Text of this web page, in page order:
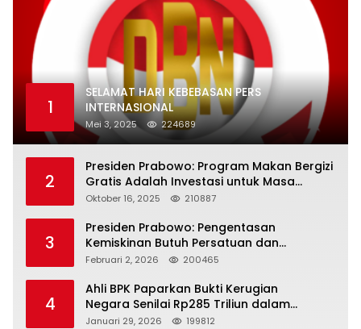
1
SELAMAT HARI KEBEBASAN PERS
INTERNASIONAL
Mei 3, 2025 224689
2
Presiden Prabowo: Program Makan Bergizi
Gratis Adalah Investasi untuk Masa
Depan Bangsa
Oktober 16, 2025 210887
3
Presiden Prabowo: Pengentasan
Kemiskinan Butuh Persatuan dan
Kepemimpinan yang Bertanggung Jawab
Februari 2, 2026 200465
4
Ahli BPK Paparkan Bukti Kerugian
Negara Senilai Rp285 Triliun dalam
Persidangan Korupsi PT Pertamina
Januari 29, 2026 199812